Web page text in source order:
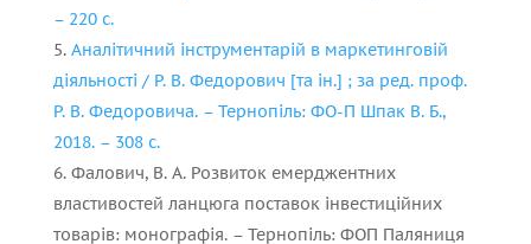
– 220 с.
Аналітичний інструментарій в маркетинговій
діяльності / Р. В. Федорович [та ін.] ; за ред. проф.
Р. В. Федоровича. – Тернопіль: ФО-П Шпак В. Б.,
2018. – 308 с.
Фалович, В. А. Розвиток емерджентних
властивостей ланцюга поставок інвестиційних
товарів: монографія. – Тернопіль: ФОП Паляниця